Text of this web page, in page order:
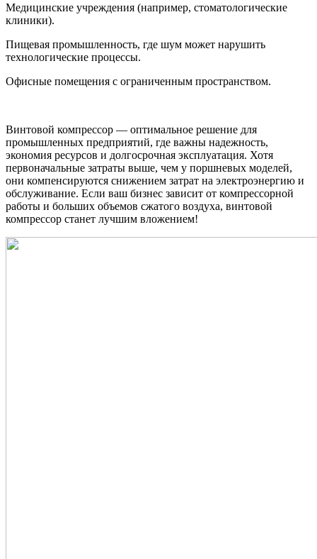
Медицинские учреждения (например, стоматологические
клиники).
Пищевая промышленность, где шум может нарушить
технологические процессы.
Офисные помещения с ограниченным пространством.
Винтовой компрессор — оптимальное решение для
промышленных предприятий, где важны надежность,
экономия ресурсов и долгосрочная эксплуатация. Хотя
первоначальные затраты выше, чем у поршневых моделей,
они компенсируются снижением затрат на электроэнергию и
обслуживание. Если ваш бизнес зависит от компрессорной
работы и больших объемов сжатого воздуха, винтовой
компрессор станет лучшим вложением!